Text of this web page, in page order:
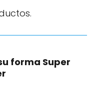
forma Super